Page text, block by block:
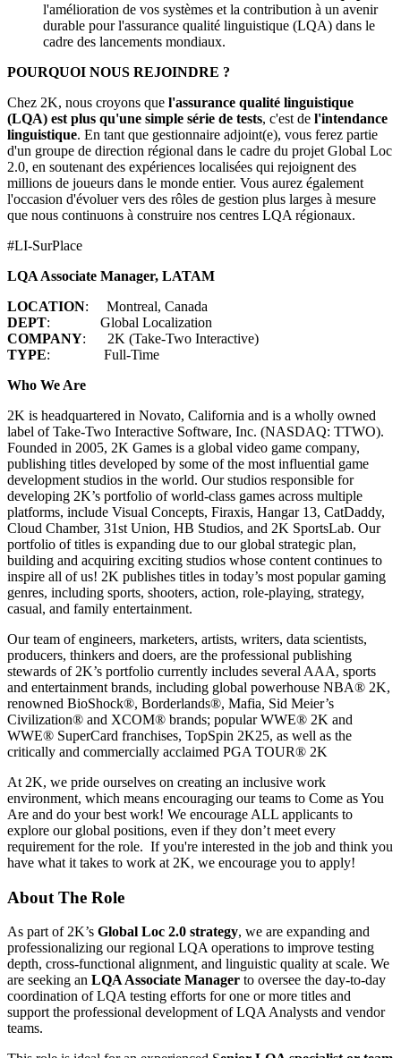
l'amélioration de vos systèmes et la contribution à un avenir
durable pour l'assurance qualité linguistique (LQA) dans le
cadre des lancements mondiaux.
POURQUOI NOUS REJOINDRE ?
Chez 2K, nous croyons que l'assurance qualité linguistique
(LQA) est plus qu'une simple série de tests, c'est de l'intendance
linguistique. En tant que gestionnaire adjoint(e), vous ferez partie
d'un groupe de direction régional dans le cadre du projet Global Loc
2.0, en soutenant des expériences localisées qui rejoignent des
millions de joueurs dans le monde entier. Vous aurez également
l'occasion d'évoluer vers des rôles de gestion plus larges à mesure
que nous continuons à construire nos centres LQA régionaux.
#LI-SurPlace
LQA Associate Manager, LATAM
LOCATION: Montreal, Canada
DEPT: Global Localization
COMPANY: 2K (Take-Two Interactive)
TYPE: Full-Time
Who We Are
2K is headquartered in Novato, California and is a wholly owned
label of Take-Two Interactive Software, Inc. (NASDAQ: TTWO).
Founded in 2005, 2K Games is a global video game company,
publishing titles developed by some of the most influential game
development studios in the world. Our studios responsible for
developing 2K’s portfolio of world-class games across multiple
platforms, include Visual Concepts, Firaxis, Hangar 13, CatDaddy,
Cloud Chamber, 31st Union, HB Studios, and 2K SportsLab. Our
portfolio of titles is expanding due to our global strategic plan,
building and acquiring exciting studios whose content continues to
inspire all of us! 2K publishes titles in today’s most popular gaming
genres, including sports, shooters, action, role-playing, strategy,
casual, and family entertainment.
Our team of engineers, marketers, artists, writers, data scientists,
producers, thinkers and doers, are the professional publishing
stewards of 2K’s portfolio currently includes several AAA, sports
and entertainment brands, including global powerhouse NBA®️ 2K,
renowned BioShock®️, Borderlands®️, Mafia, Sid Meier’s
Civilization®️ and XCOM®️ brands; popular WWE®️ 2K and
WWE®️ SuperCard franchises, TopSpin 2K25, as well as the
critically and commercially acclaimed PGA TOUR®️ 2K
At 2K, we pride ourselves on creating an inclusive work
environment, which means encouraging our teams to Come as You
Are and do your best work! We encourage ALL applicants to
explore our global positions, even if they don’t meet every
requirement for the role. If you're interested in the job and think you
have what it takes to work at 2K, we encourage you to apply!
About The Role
As part of 2K’s Global Loc 2.0 strategy, we are expanding and
professionalizing our regional LQA operations to improve testing
depth, cross-functional alignment, and linguistic quality at scale. We
are seeking an LQA Associate Manager to oversee the day-to-day
coordination of LQA testing efforts for one or more titles and
support the professional development of LQA Analysts and vendor
teams.